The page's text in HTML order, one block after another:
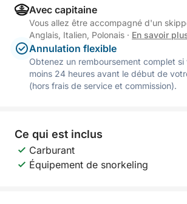
Avec capitaine
Vous allez être accompagné d'un
Anglais, Italien, Polonais · En savoir
Annulation flexible
Obtenez un remboursement complet si
moins 24 heures avant le début de
(hors frais de service et commission).
Ce qui est inclus
Carburant
Équipement de snorkeling